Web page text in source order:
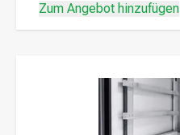
Zum Angebot hinzufügen